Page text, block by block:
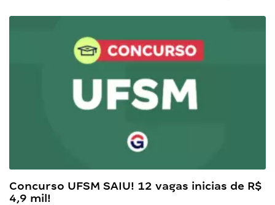
Concurso UFSM SAIU! 12 vagas inicias de R$
4,9 mil!